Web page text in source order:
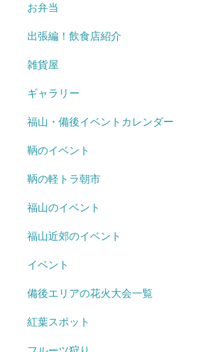
お弁当
出張編！飲食店紹介
雑貨屋
ギャラリー
福山・備後イベントカレンダー
鞆のイベント
鞆の軽トラ朝市
福山のイベント
福山近郊のイベント
イベント
備後エリアの花火大会一覧
紅葉スポット